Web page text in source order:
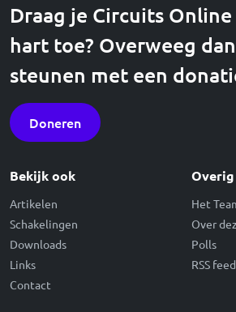
Draag je Circuits
hart toe? Overweeg
steunen met een
Doneren
Bekijk ook
Artikelen
Schakelingen
Downloads
Links
Contact
Overig
Het
Over
Polls
RSS